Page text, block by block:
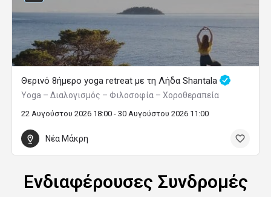
Θερινό 8ήμερο yoga retreat με τη Λήδα Shantala
Yoga – Διαλογισμός – Φιλοσοφία – Χοροθεραπεία
22 Αυγούστου 2026 18:00 - 30 Αυγούστου 2026 11:00
Νέα Μάκρη
Ενδιαφέρουσες Συνδρομές